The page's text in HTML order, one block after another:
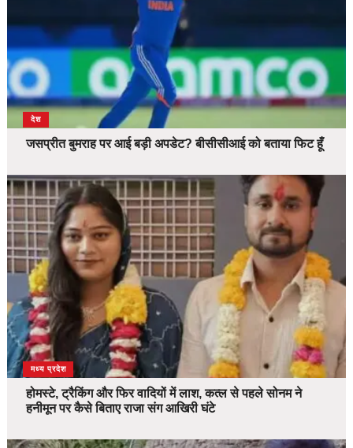
देश
जसप्रीत बुमराह पर आई बड़ी अपडेट? बीसीसीआई को बताया फिट हूँ
देश
मध्य प्रदेश
होमस्टे, ट्रैकिंग और फिर वादियों में लाश, कत्ल से पहले सोनम ने
हनीमून पर कैसे बिताए राजा संग आखिरी घंटे